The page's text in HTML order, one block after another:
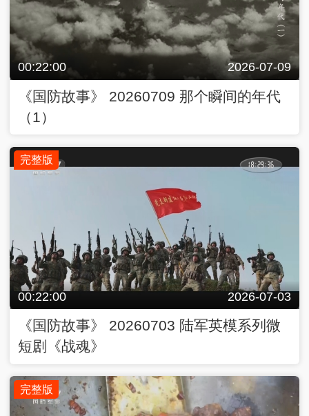
00:22:00 2026-07-09
《国防故事》 20260709 那个瞬间的年代
（1）
完整版
00:22:00 2026-07-03
《国防故事》 20260703 陆军英模系列微
短剧《战魂》
完整版